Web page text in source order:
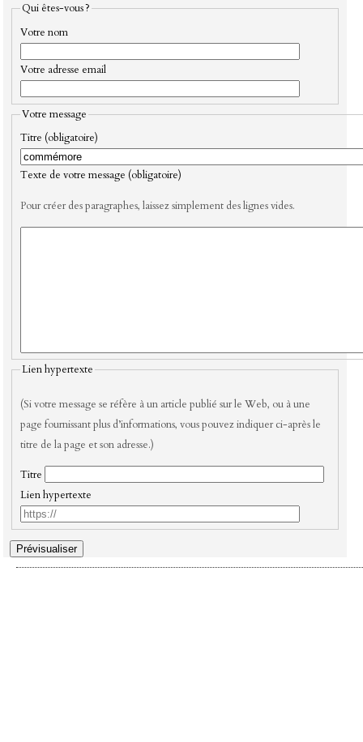
Qui êtes-vous ?
Votre nom
Votre adresse email
Votre message
Titre (obligatoire)
Texte de votre message (obligatoire)
Pour créer des paragraphes, laissez simplement des lignes vides.
Lien hypertexte
(Si votre message se réfère à un article publié sur le Web, ou à une
page fournissant plus d’informations, vous pouvez indiquer ci-après le
titre de la page et son adresse.)
Titre
Lien hypertexte